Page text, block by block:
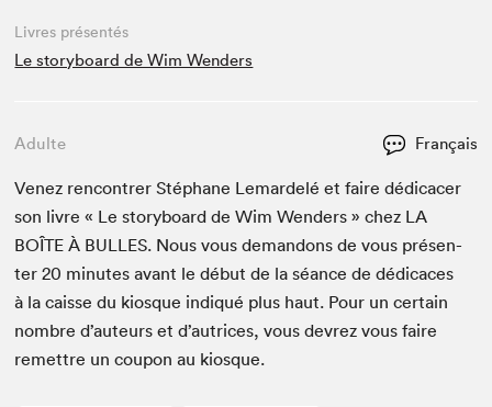
Livres présentés
Le storyboard de Wim Wenders
Adulte Français
Venez ren­con­tr­er Stéphane Lemardelé et faire dédi­cac­er
son livre « Le sto­ry­board de Wim Wen­ders » chez LA
BOÎTE À BULLES. Nous vous deman­dons de vous présen­
ter20 min­utes avant le début de la séance de dédi­caces
à la caisse du kiosque indiqué plus haut. Pour un cer­tain
nom­bre d’auteurs et d’autrices, vous devrez vous faire
remet­tre un coupon au kiosque.